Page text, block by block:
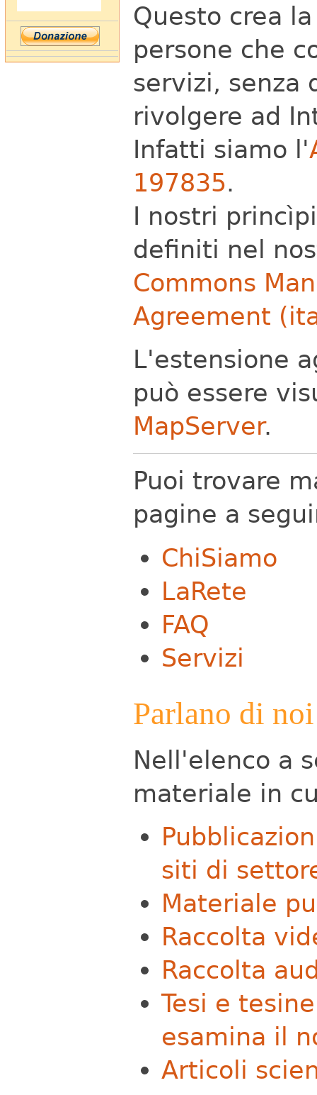
Questo crea
persone che
servizi, senza
rivolgere ad
Infatti siamo l'
197835.
I nostri
definiti nel
Commons
Agreement
L'estensione
può essere
MapServer.
Puoi trovare
pagine a
ChiSiamo
LaRete
FAQ
Servizi
Parlano di noi
Nell'elenco a
materiale in
siti di
Materiale
Raccolta
Raccolta
Tesi e
esamina il
Articoli